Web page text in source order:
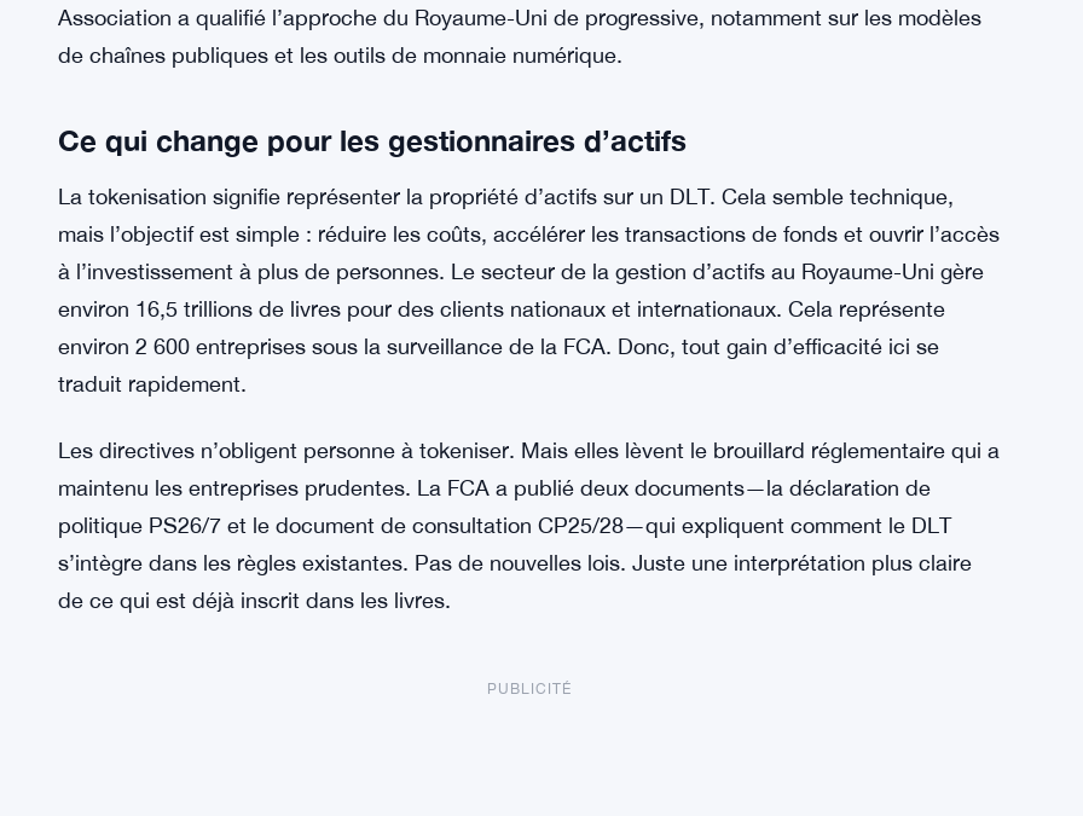
Association a qualifié l’approche du Royaume-Uni de progressive, notamment sur les modèles
de chaînes publiques et les outils de monnaie numérique.
Ce qui change pour les gestionnaires d’actifs
La tokenisation signifie représenter la propriété d’actifs sur un DLT. Cela semble technique,
mais l’objectif est simple : réduire les coûts, accélérer les transactions de fonds et ouvrir l’accès
à l’investissement à plus de personnes. Le secteur de la gestion d’actifs au Royaume-Uni gère
environ 16,5 trillions de livres pour des clients nationaux et internationaux. Cela représente
environ 2 600 entreprises sous la surveillance de la FCA. Donc, tout gain d’efficacité ici se
traduit rapidement.
Les directives n’obligent personne à tokeniser. Mais elles lèvent le brouillard réglementaire qui a
maintenu les entreprises prudentes. La FCA a publié deux documents—la déclaration de
politique PS26/7 et le document de consultation CP25/28—qui expliquent comment le DLT
s’intègre dans les règles existantes. Pas de nouvelles lois. Juste une interprétation plus claire
de ce qui est déjà inscrit dans les livres.
PUBLICITÉ